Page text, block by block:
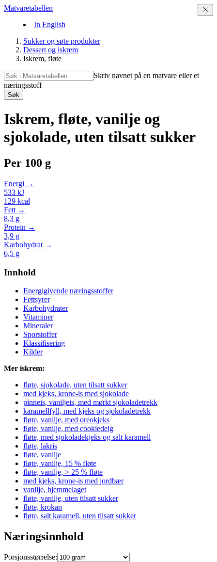
Matvaretabellen
In English
Sukker og søte produkter
Dessert og iskrem
Iskrem, fløte
Skriv navnet på en matvare eller et
næringsstoff
Søk
Iskrem, fløte, vanilje og
sjokolade, uten tilsatt sukker
Per 100 g
Energi →
533 kJ
129 kcal
Fett →
8,3 g
Protein →
3,9 g
Karbohydrat →
6,5 g
Innhold
Energigivende næringsstoffer
Fettsyrer
Karbohydrater
Vitaminer
Mineraler
Sporstoffer
Klassifisering
Kilder
Mer iskrem:
fløte, sjokolade, uten tilsatt sukker
med kjeks, krone-is med sjokolade
pinneis, vaniljeis, med mørkt sjokoladetrekk
karamellfyll, med kjeks og sjokoladetrekk
fløte, vanilje, med oreokjeks
fløte, vanilje, med cookiedeig
fløte, med sjokoladekjeks og salt karamell
fløte, lakris
fløte, vanilje
fløte, vanilje, 15 % fløte
fløte, vanilje, > 25 % fløte
med kjeks, krone-is med jordbær
vanilje, hjemmelaget
fløte, vanilje, uten tilsatt sukker
fløte, krokan
fløte, salt karamell, uten tilsatt sukker
Næringsinnhold
Porsjonsstørrelse: